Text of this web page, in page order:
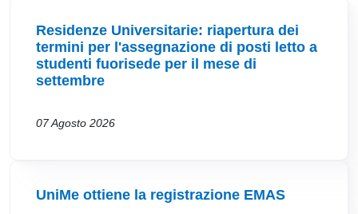
Residenze Universitarie: riapertura dei
termini per l'assegnazione di posti letto a
studenti fuorisede per il mese di
settembre
07 Agosto 2026
UniMe ottiene la registrazione EMAS